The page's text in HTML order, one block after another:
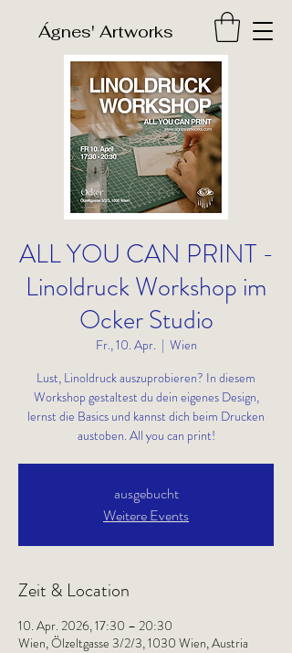
​Ágnes' Artworks
ALL YOU CAN PRINT -
Linoldruck Workshop im
Ocker Studio
Fr., 10. Apr.
  |
Wien
Lust, Linoldruck auszuprobieren? In diesem
Workshop gestaltest du dein eigenes Design,
lernst die Basics und kannst dich beim Drucken
austoben. All you can print!
ausgebucht
Weitere Events
Zeit & Location
10. Apr. 2026, 17:30 – 20:30
Wien, Ölzeltgasse 3/2/3, 1030 Wien, Austria